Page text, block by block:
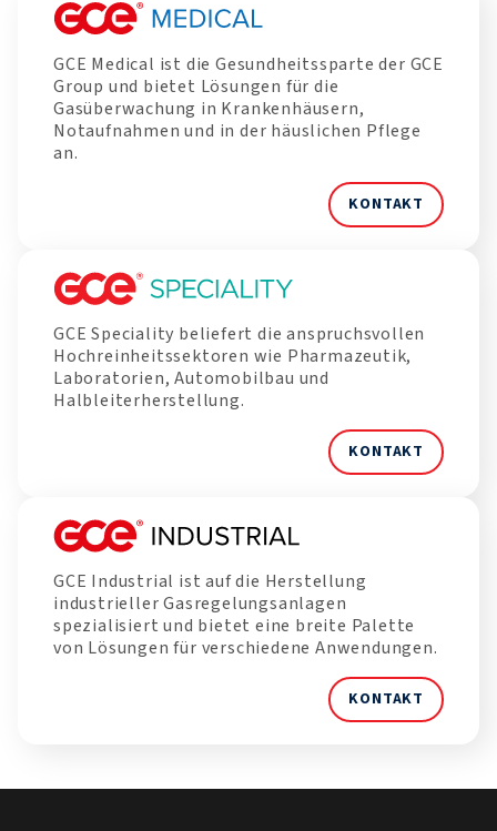
GCE Medical ist die Gesundheitssparte der GCE
Group und bietet Lösungen für die
Gasüberwachung in Krankenhäusern,
Notaufnahmen und in der häuslichen Pflege
an.
KONTAKT
GCE Speciality beliefert die anspruchsvollen
Hochreinheitssektoren wie Pharmazeutik,
Laboratorien, Automobilbau und
Halbleiterherstellung.
KONTAKT
GCE Industrial ist auf die Herstellung
industrieller Gasregelungsanlagen
spezialisiert und bietet eine breite Palette
von Lösungen für verschiedene Anwendungen.
KONTAKT